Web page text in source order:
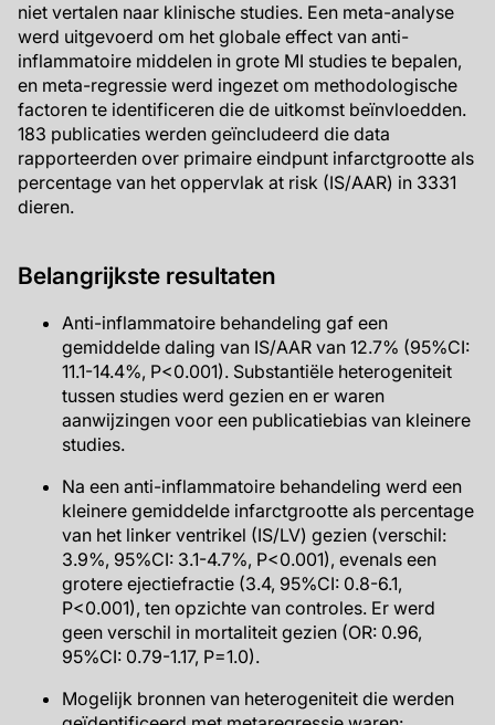
niet vertalen naar klinische studies. Een meta-analyse
werd uitgevoerd om het globale effect van anti-
inflammatoire middelen in grote MI studies te bepalen,
en meta-regressie werd ingezet om methodologische
factoren te identificeren die de uitkomst beïnvloedden.
183 publicaties werden geïncludeerd die data
rapporteerden over primaire eindpunt infarctgrootte als
percentage van het oppervlak at risk (IS/AAR) in 3331
dieren.
Belangrijkste resultaten
Anti-inflammatoire behandeling gaf een
gemiddelde daling van IS/AAR van 12.7% (95%CI:
11.1-14.4%, P<0.001). Substantiële heterogeniteit
tussen studies werd gezien en er waren
aanwijzingen voor een publicatiebias van kleinere
studies.
Na een anti-inflammatoire behandeling werd een
kleinere gemiddelde infarctgrootte als percentage
van het linker ventrikel (IS/LV) gezien (verschil:
3.9%, 95%CI: 3.1-4.7%, P<0.001), evenals een
grotere ejectiefractie (3.4, 95%CI: 0.8-6.1,
P<0.001), ten opzichte van controles. Er werd
geen verschil in mortaliteit gezien (OR: 0.96,
95%CI: 0.79-1.17, P=1.0).
Mogelijk bronnen van heterogeniteit die werden